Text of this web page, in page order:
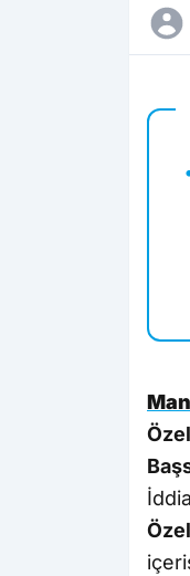
Özel
Özel